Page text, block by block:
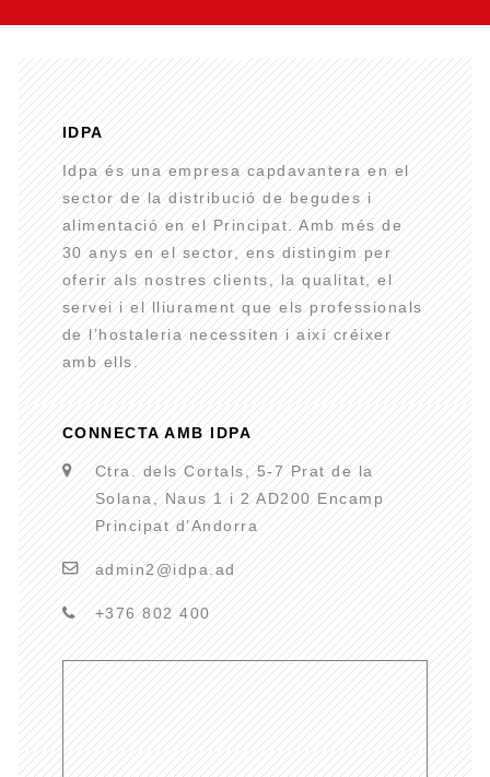
IDPA
Idpa és una empresa capdavantera en el
sector de la distribució de begudes i
alimentació en el Principat. Amb més de
30 anys en el sector, ens distingim per
oferir als nostres clients, la qualitat, el
servei i el lliurament que els professionals
de l’hostaleria necessiten i així créixer
amb ells.
CONNECTA AMB IDPA
Ctra. dels Cortals, 5-7 Prat de la
Solana, Naus 1 i 2 AD200 Encamp
Principat d’Andorra
admin2@idpa.ad
+376 802 400